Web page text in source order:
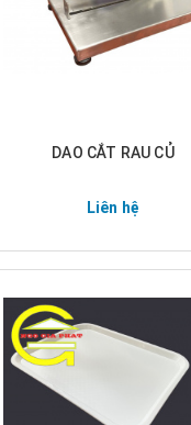
DAO CẮT RAU CỦ
Liên hệ